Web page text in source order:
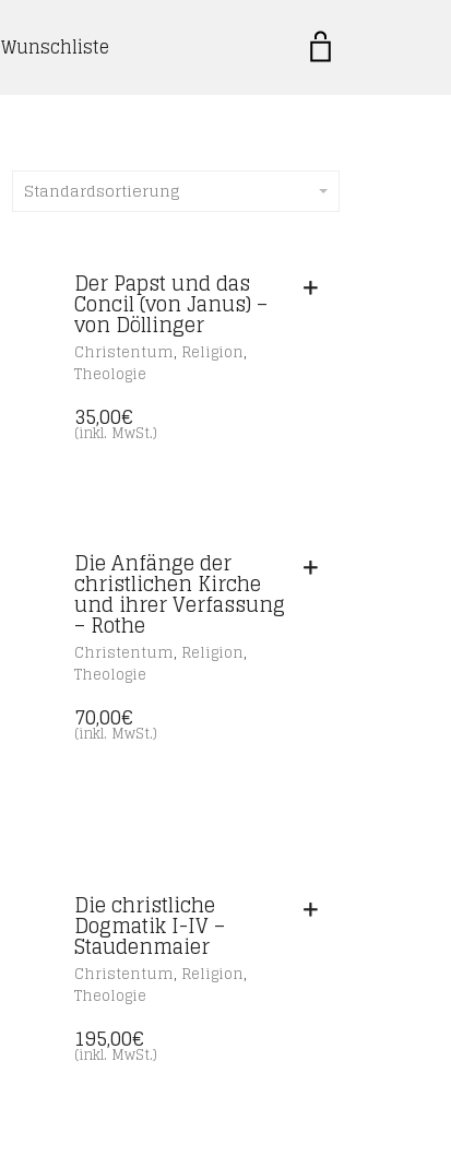
Wunschliste
Standardsortierung
Der Papst und das
Concil (von Janus) –
von Döllinger
Christentum, Religion,
Theologie
35,00€
(inkl. MwSt.)
Die Anfänge der
christlichen Kirche
und ihrer Verfassung
– Rothe
Christentum, Religion,
Theologie
70,00€
(inkl. MwSt.)
Die christliche
Dogmatik I-IV –
Staudenmaier
Christentum, Religion,
Theologie
195,00€
(inkl. MwSt.)